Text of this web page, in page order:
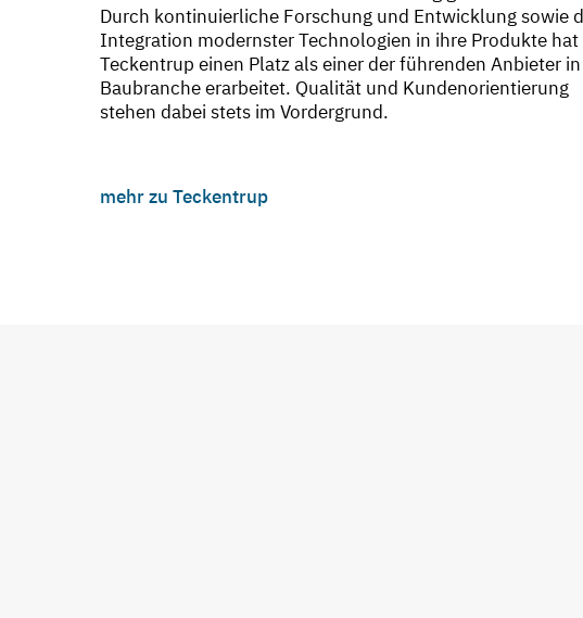
Durch kontinuierliche Forschung und Entwicklung sowie
Integration modernster Technologien in ihre Produkte hat
Teckentrup einen Platz als einer der führenden Anbieter
Baubranche erarbeitet. Qualität und Kundenorientierung
stehen dabei stets im Vordergrund.
mehr zu Teckentrup